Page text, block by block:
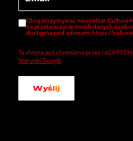
Chcę otrzymywać newsletter Culture
na przetwarzanie moich danych
dostępną pod adresem: https://
Ta strona jest chroniona przez
Warunki Google
Wyślij